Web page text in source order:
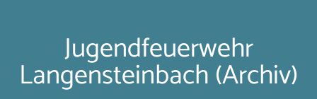
Jugendfeuerwehr
Langensteinbach (Archiv)